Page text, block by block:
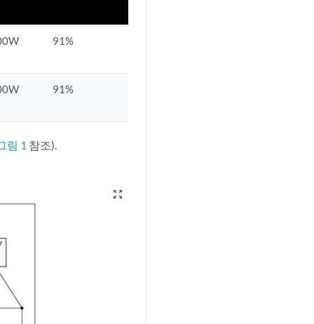
91%
91%
림 1 참조).
zoom_out_map